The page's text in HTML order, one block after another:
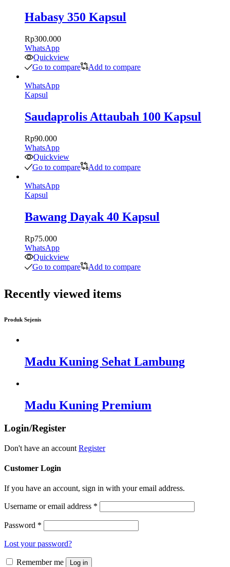
Habasy 350 Kapsul
Rp300.000
WhatsApp
Quickview
Go to compare
Add to compare
WhatsApp
Kapsul
Saudaprolis Attaubah 100 Kapsul
Rp90.000
WhatsApp
Quickview
Go to compare
Add to compare
WhatsApp
Kapsul
Bawang Dayak 40 Kapsul
Rp75.000
WhatsApp
Quickview
Go to compare
Add to compare
Recently viewed items
Produk Sejenis
Madu Kuning Sehat Lambung
Madu Kuning Premium
Login/Register
Don't have an account Register
Customer Login
If you have an account, sign in with your email address.
Username or email address *
Password *
Lost your password?
Remember me Log in